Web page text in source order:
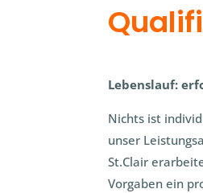
Lebenslauf:
Nichts ist
unser
St.Clair
Vorgaben ein